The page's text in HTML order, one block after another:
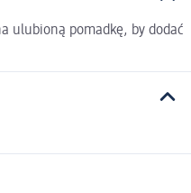
ulubioną pomadkę, by dodać